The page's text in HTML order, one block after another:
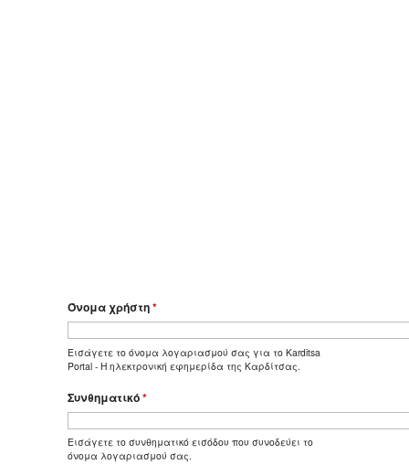
Όνομα χρήστη*
Εισάγετε το όνομα λογαριασμού σας για το Karditsa
Portal - Η ηλεκτρονική εφημερίδα της Καρδίτσας.
Συνθηματικό*
Εισάγετε το συνθηματικό εισόδου που συνοδεύει το
όνομα λογαριασμού σας.